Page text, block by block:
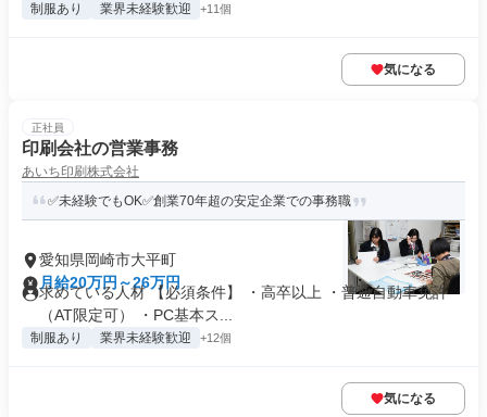
制服あり 業界未経験歓迎 +11個
気になる
正社員
印刷会社の営業事務
あいち印刷株式会社
✅未経験でもOK✅創業70年超の安定企業での事務職
愛知県岡崎市大平町
月給20万円～26万円
求めている人材 【必須条件】 ・高卒以上 ・普通自動車免許
（AT限定可） ・PC基本ス...
制服あり 業界未経験歓迎 +12個
気になる